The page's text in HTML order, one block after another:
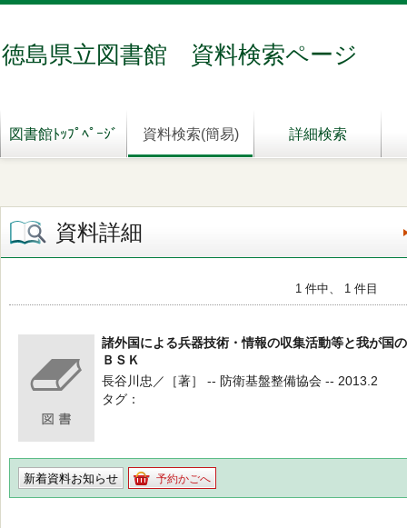
徳島県立図書館 資料検索ページ
図書館ﾄｯﾌﾟﾍﾟｰｼﾞ 資料検索(簡易) 詳細検索
資料詳細
1 件中、 1 件目
諸外国による兵器技術・情報の収集活動等と我が国
ＢＳＫ
長谷川忠／［著］ -- 防衛基盤整備協会 -- 2013.2
タグ
新着資料お知らせ 予約かごへ